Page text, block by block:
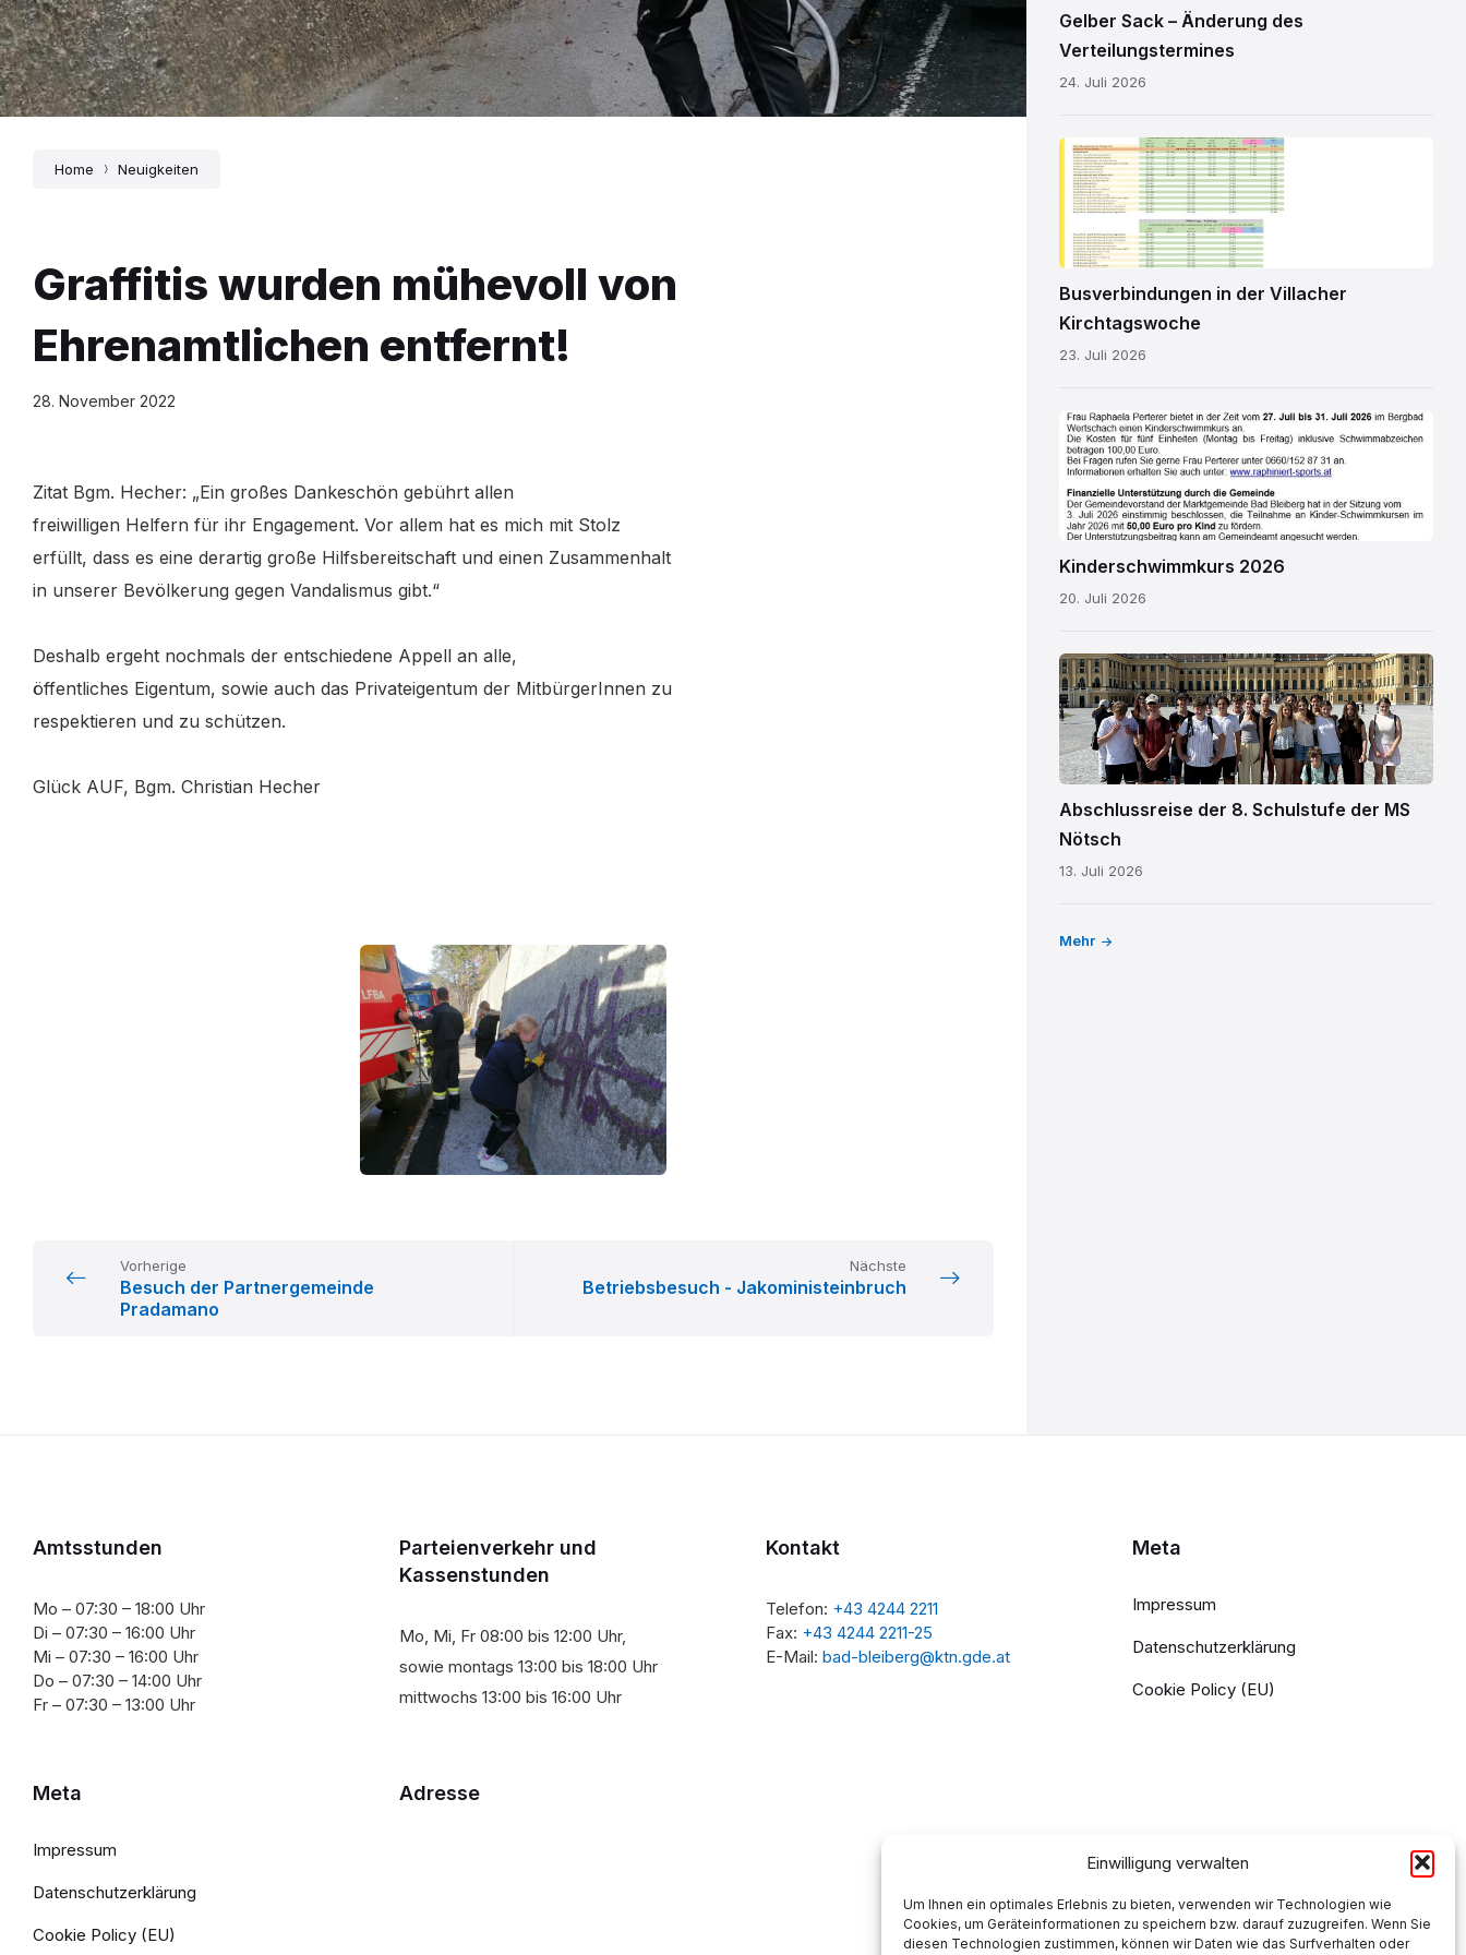
Einwilligung verwalten
Um Ihnen ein optimales Erlebnis zu bieten, verwenden wir Technologien wie
Cookies, um Geräteinformationen zu speichern bzw. darauf zuzugreifen. Wenn Sie
diesen Technologien zustimmen, können wir Daten wie das Surfverhalten oder
Home Neuigkeiten
Graffitis wurden mühevoll von
Ehrenamtlichen entfernt!
28. November 2022
Zitat Bgm. Hecher: „Ein großes Dankeschön gebührt allen
freiwilligen Helfern für ihr Engagement. Vor allem hat es mich mit Stolz
erfüllt, dass es eine derartig große Hilfsbereitschaft und einen Zusammenhalt
in unserer Bevölkerung gegen Vandalismus gibt.“
Deshalb ergeht nochmals der entschiedene Appell an alle,
öffentliches Eigentum, sowie auch das Privateigentum der MitbürgerInnen zu
respektieren und zu schützen.
Glück AUF, Bgm. Christian Hecher
Vorherige
Besuch der Partnergemeinde
Pradamano
Nächste
Betriebsbesuch - Jakoministeinbruch
Gelber Sack – Änderung des
Verteilungstermines
24. Juli 2026
Kirchtagsbus
2026.pdf
Busverbindungen in der Villacher
Kirchtagswoche
23. Juli 2026
Schwimmkurs
2026.jpg
Kinderschwimmkurs 2026
20. Juli 2026
MS
Nötsch
Wien
01.png
Abschlussreise der 8. Schulstufe der MS
Nötsch
13. Juli 2026
Mehr
Amtsstunden
Mo – 07:30 – 18:00 Uhr
Di – 07:30 – 16:00 Uhr
Mi – 07:30 – 16:00 Uhr
Do – 07:30 – 14:00 Uhr
Fr – 07:30 – 13:00 Uhr
Parteienverkehr und
Kassenstunden
Mo, Mi, Fr 08:00 bis 12:00 Uhr,
sowie montags 13:00 bis 18:00 Uhr
mittwochs 13:00 bis 16:00 Uhr
Kontakt
Telefon: +43 4244 2211
Fax: +43 4244 2211-25
E-Mail: bad-bleiberg@ktn.gde.at
Meta
Impressum
Datenschutzerklärung
Cookie Policy (EU)
Meta
Impressum
Datenschutzerklärung
Cookie Policy (EU)
Adresse